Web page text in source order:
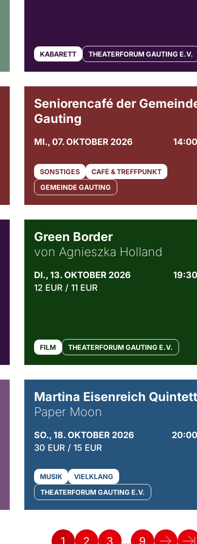
KABARETT THEATERFORUM GAUTING E.V.
Seniorencafé der
Gauting
MI., 07. OKTOBER 2026
SONSTIGES
CAFÉ & TREFFPUNKT
GEMEINDE GAUTING
Green Border
von Agnieszka Holland
DI., 13. OKTOBER 2026
12 EUR / 11 EUR
FILM THEATERFORUM GAUTING E.V.
Martina Eisenreich Quintett
Paper Moon
SO., 18. OKTOBER 2026
30 EUR / 15 EUR
MUSIK
VIELKLANG
THEATERFORUM GAUTING E.V.
1 2 3 … 9